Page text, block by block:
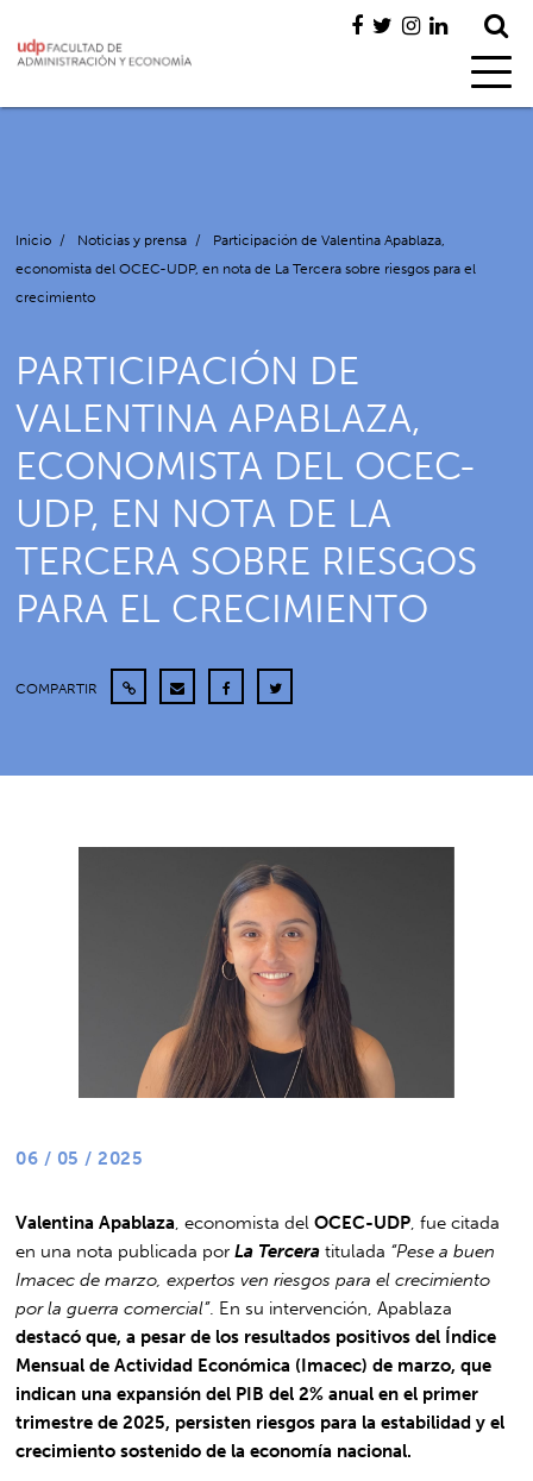
Inicio / Noticias y prensa /
Participación de Valentina Apablaza,
economista del OCEC-UDP, en nota de La Tercera sobre riesgos para el
crecimiento
PARTICIPACIÓN DE
VALENTINA APABLAZA,
ECONOMISTA DEL OCEC-
UDP, EN NOTA DE LA
TERCERA SOBRE RIESGOS
PARA EL CRECIMIENTO
COMPARTIR
06 / 05 / 2025
Valentina Apablaza , economista delOCEC-UDP , fue citada
en una nota publicada porLa Tercera titulada “Pese a buen
Imacec de marzo, expertos ven riesgos para el crecimiento
por la guerra comercial”. En su intervención, Apablaza
destacó que, a pesar de los resultados positivos del Índice
Mensual de Actividad Económica (Imacec) de marzo, que
indican una expansión del PIB del 2% anual en el primer
trimestre de 2025, persisten riesgos para la estabilidad y el
crecimiento sostenido de la economía nacional.